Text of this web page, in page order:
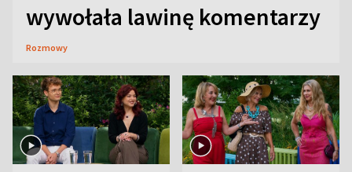
wywołała lawinę komentarzy
Rozmowy